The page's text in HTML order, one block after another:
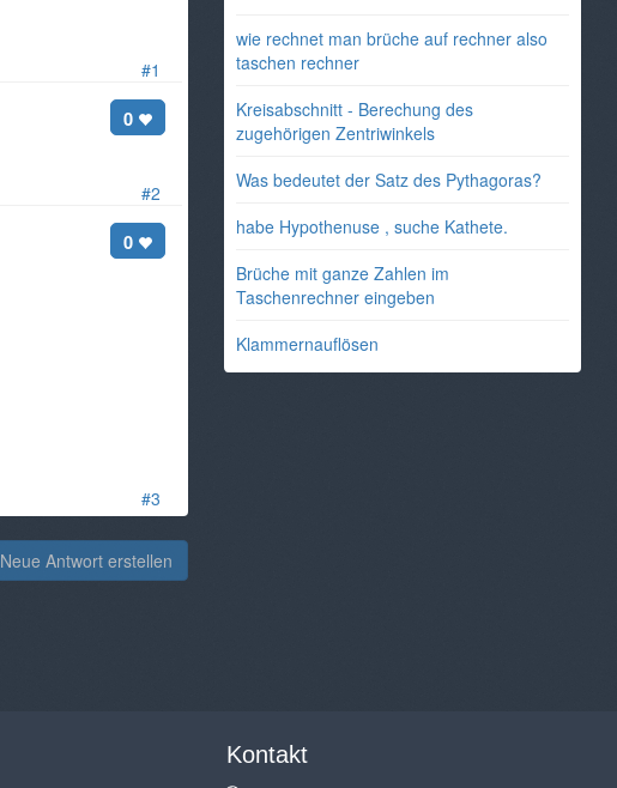
#1
#2
0
#3
0
Neue Antwort erstellen
wie rechnet man brüche auf rechner also
taschen rechner
Kreisabschnitt - Berechung des
zugehörigen Zentriwinkels
Was bedeutet der Satz des Pythagoras?
habe Hypothenuse , suche Kathete.
Brüche mit ganze Zahlen im
Taschenrechner eingeben
Klammernauflösen
Kontakt